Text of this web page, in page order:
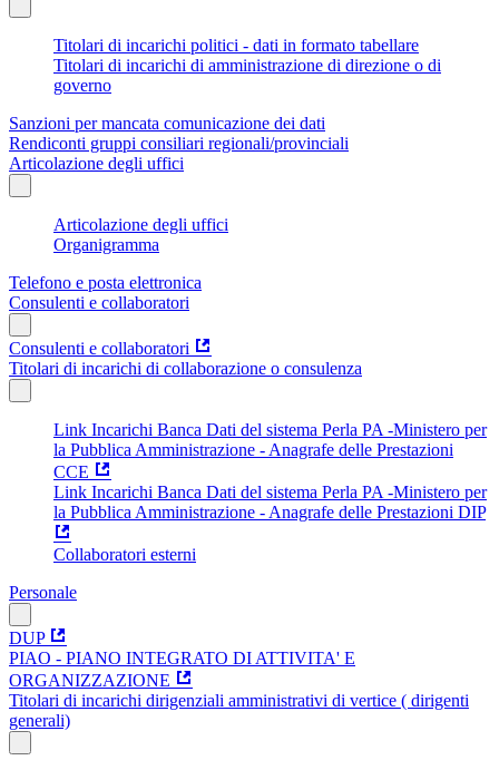
Titolari di incarichi politici - dati in formato tabellare
Titolari di incarichi di amministrazione di direzione o di
governo
Sanzioni per mancata comunicazione dei dati
Rendiconti gruppi consiliari regionali/provinciali
Articolazione degli uffici
Articolazione degli uffici
Organigramma
Telefono e posta elettronica
Consulenti e collaboratori
Consulenti e collaboratori
Titolari di incarichi di collaborazione o consulenza
Link Incarichi Banca Dati del sistema Perla PA -Ministero per
la Pubblica Amministrazione - Anagrafe delle Prestazioni
CCE
Link Incarichi Banca Dati del sistema Perla PA -Ministero per
la Pubblica Amministrazione - Anagrafe delle Prestazioni DIP
Collaboratori esterni
Personale
DUP
PIAO - PIANO INTEGRATO DI ATTIVITA' E
ORGANIZZAZIONE
Titolari di incarichi dirigenziali amministrativi di vertice ( dirigenti
generali)